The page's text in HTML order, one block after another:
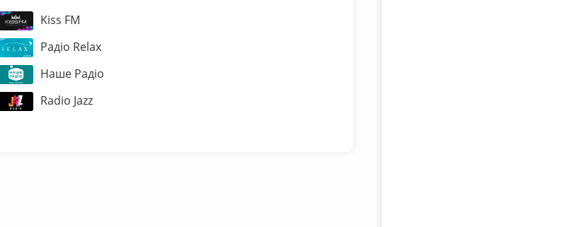
Kiss FM
Радіо Relax
Наше Радіо
Radio Jazz